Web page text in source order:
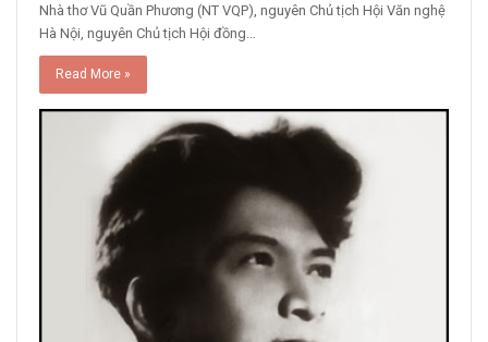
Nhà thơ Vũ Quần Phương (NT VQP), nguyên Chủ tịch Hội Văn nghệ
Hà Nội, nguyên Chủ tịch Hội đồng…
Read More »